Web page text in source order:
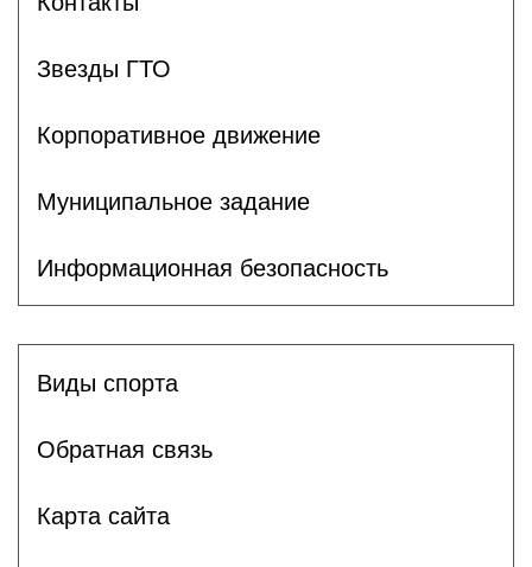
Звезды ГТО
Корпоративное движение
Муниципальное задание
Информационная безопасность
Виды спорта
Обратная связь
Карта сайта